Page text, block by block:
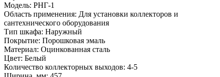
Модель: РНГ-1
Область применения: Для установки коллекторов и
сантехнического оборудования
Тип шкафа: Наружный
Покрытие: Порошковая эмаль
Материал: Оцинкованная сталь
Цвет: Белый
Количество коллекторных выходов: 4-5